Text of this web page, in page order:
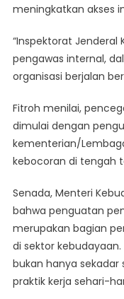
meningkatkan akses
“Inspektorat Jenderal
pengawas internal,
organisasi berjalan
Fitroh menilai,
dimulai dengan
kementerian/
kebocoran di tengah
Senada, Menteri
bahwa penguatan
merupakan bagian
di sektor
bukan hanya
praktik kerja sehari-